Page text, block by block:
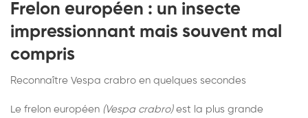
Frelon européen : un insecte
impressionnant mais souvent mal
compris
Reconnaître Vespa crabro en quelques secondes
Le frelon européen (Vespa crabro)est la plus grande